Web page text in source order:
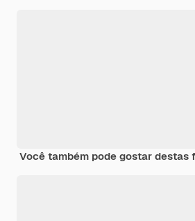
Você também pode gostar destas